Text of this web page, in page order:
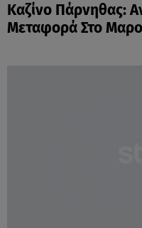
Καζίνο Πάρνηθας:
Μεταφορά Στο